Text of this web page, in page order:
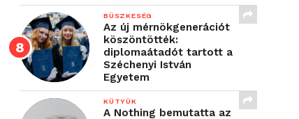
BÜSZKESÉG
Az új mérnökgenerációt
köszöntötték:
diplomaátadót tartott a
Széchenyi István
Egyetem
KÜTYÜK
A Nothing bemutatta az